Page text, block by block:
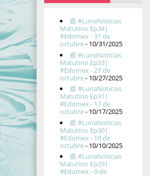
📰 #LunaNoticias
Matutino Ep34|
#Edomex - 31 de
octubre- 10/31/2025
📰 #LunaNoticias
Matutino Ep33|
#Edomex - 27 de
octubre- 10/27/2025
📰 #LunaNoticias
Matutino Ep31|
#Edomex - 17 de
octubre- 10/17/2025
📰 #LunaNoticias
Matutino Ep30|
#Edomex - 10 de
octubre- 10/10/2025
📰 #LunaNoticias
Matutino Ep29|
#Edomex - 9 de